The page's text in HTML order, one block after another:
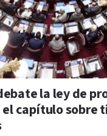
la ley de
capítulo sobre